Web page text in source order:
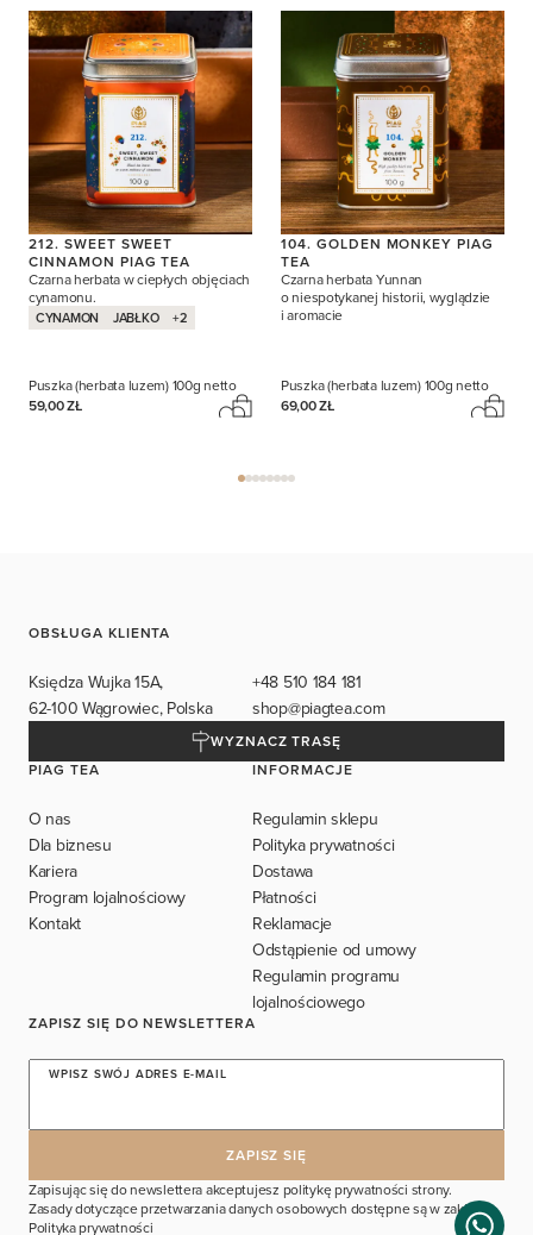
212. SWEET SWEET
CINNAMON PIAG TEA
Czarna herbata w ciepłych objęciach
cynamonu.
CYNAMON JABŁKO +2
Puszka (herbata luzem)100g netto
59,00 ZŁ
104. GOLDEN MONKEY PIAG
TEA
Czarna herbata Yunnan
o niespotykanej historii, wyglądzie
i aromacie
Puszka (herbata luzem)100g netto
69,00 ZŁ
OBSŁUGA KLIENTA
Księdza Wujka 15A,
62-100 Wągrowiec, Polska
+48 510 184 181
shop@piagtea.com
WYZNACZ TRASĘ
PIAG TEA
O nas
Dla biznesu
Kariera
Program lojalnościowy
Kontakt
INFORMACJE
Regulamin sklepu
Polityka prywatności
Dostawa
Płatności
Reklamacje
Odstąpienie od umowy
Regulamin programu
lojalnościowego
ZAPISZ SIĘ DO NEWSLETTERA
WPISZ SWÓJ ADRES E-MAIL
Zapisując się do newslettera akceptujesz politykę prywatności strony.
Zasady dotyczące przetwarzania danych osobowych dostępne są w zakładce
Polityka prywatności